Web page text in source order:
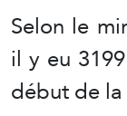
Selon le
il y eu
début de